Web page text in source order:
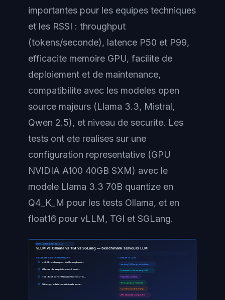
importantes pour les equipes techniques
et les RSSI : throughput
(tokens/seconde), latence P50 et P99,
efficacite memoire GPU, facilite de
deploiement et de maintenance,
compatibilite avec les modeles open
source majeurs (Llama 3.3, Mistral,
Qwen 2.5), et niveau de securite. Les
tests ont ete realises sur une
configuration representative (GPU
NVIDIA A100 40GB SXM) avec le
modele Llama 3.3 70B quantize en
Q4_K_M pour les tests Ollama, et en
float16 pour vLLM, TGI et SGLang.
INTELLIGENCE ARTIFICIELLE
vLLM vs Ollama vs TGI vs SGLang — benchmark serveurs LLM
ARCHITECTURE / COMPOSANTS
vLLM -- le champion du throughput…
Ollama -- la simplicite avant tout…
TGI (Text Generation Inference) -- la…
SGLang -- la latence minimale pour…
CONCEPTS CLÉS
serving LLM en production
framework de serving LLM
PagedAttention
Throughput maximal
Continuous batching
API OpenAI compatible